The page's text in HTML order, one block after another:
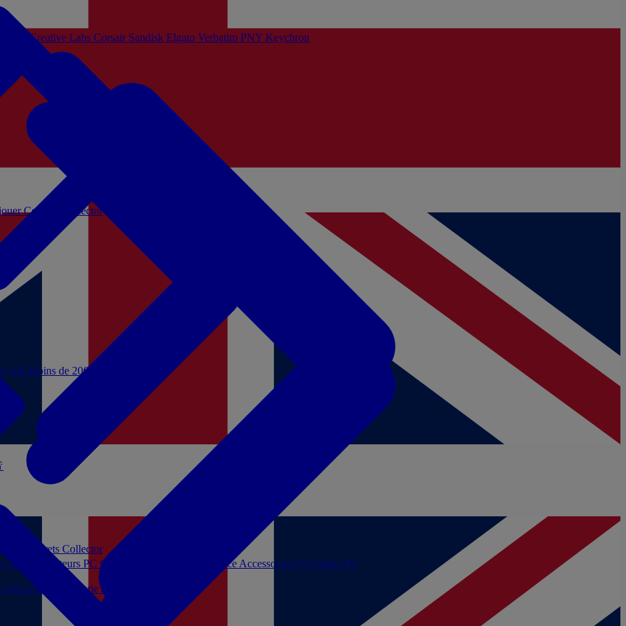
10€ Moins de 20€
Décoration PapeterieJeux de société
Coffrets Collector
Coffrets Collector
audio Moniteurs PC Casques filaires Audio Licence Accessoires TV/Vidéo TV
Creative Labs Corsair Sandisk Elgato Verbatim PNY Keychron